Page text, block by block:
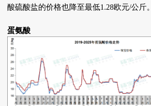
酸硫酸盐的价格也降至最低1.28欧元/公斤。
蛋氨酸